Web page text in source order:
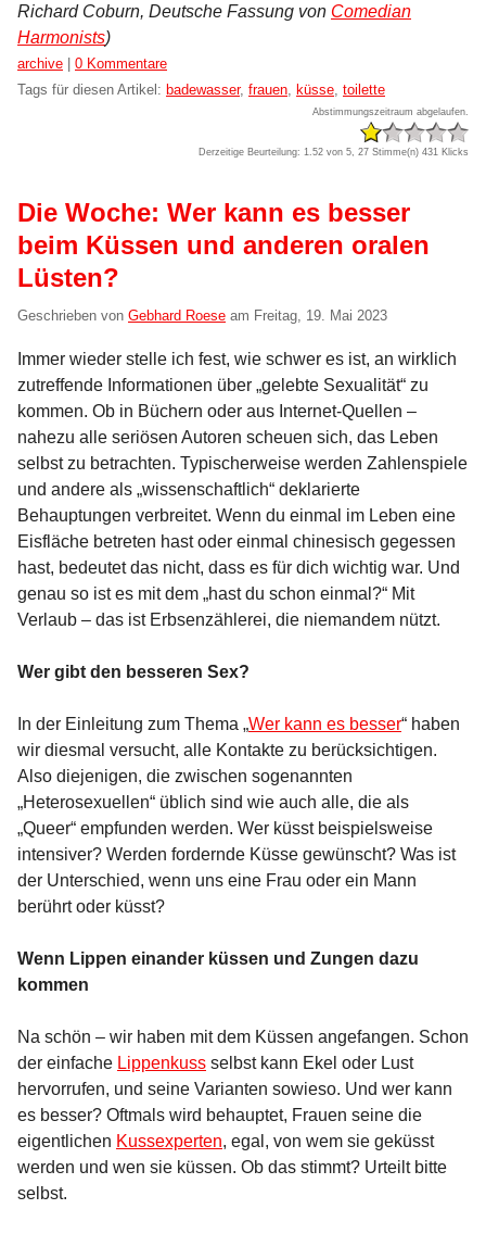
Richard Coburn, Deutsche Fassung von Comedian
Harmonists)
Kategorien:
archive
0 Kommentare
Tags für diesen Artikel: badewasser, frauen küsse toilette
Abstimmungszeitraum abgelaufen.
Derzeitige Beurteilung: 1.52 von 5, 27 Stimme(n) 431 Klicks
Die Woche: Wer kann es besser
beim Küssen und anderen oralen
Lüsten?
Geschrieben von Gebhard Roese am Freitag, 19. Mai 2023
Immer wieder stelle ich fest, wie schwer es ist, an wirklich
zutreffende Informationen über „gelebte Sexualität“ zu
kommen. Ob in Büchern oder aus Internet-Quellen –
nahezu alle seriösen Autoren scheuen sich, das Leben
selbst zu betrachten. Typischerweise werden Zahlenspiele
und andere als „wissenschaftlich“ deklarierte
Behauptungen verbreitet. Wenn du einmal im Leben eine
Eisfläche betreten hast oder einmal chinesisch gegessen
hast, bedeutet das nicht, dass es für dich wichtig war. Und
genau so ist es mit dem „hast du schon einmal?“ Mit
Verlaub – das ist Erbsenzählerei, die niemandem nützt.
Wer gibt den besseren Sex?
In der Einleitung zum Thema „Wer kann es besser“ haben
wir diesmal versucht, alle Kontakte zu berücksichtigen.
Also diejenigen, die zwischen sogenannten
„Heterosexuellen“ üblich sind wie auch alle, die als
„Queer“ empfunden werden. Wer küsst beispielsweise
intensiver? Werden fordernde Küsse gewünscht? Was ist
der Unterschied, wenn uns eine Frau oder ein Mann
berührt oder küsst?
Wenn Lippen einander küssen und Zungen dazu
kommen
Na schön – wir haben mit dem Küssen angefangen. Schon
der einfache Lippenkuss selbst kann Ekel oder Lust
hervorrufen, und seine Varianten sowieso. Und wer kann
es besser? Oftmals wird behauptet, Frauen seine die
eigentlichen Kussexperten, egal, von wem sie geküsst
werden und wen sie küssen. Ob das stimmt? Urteilt bitte
selbst.